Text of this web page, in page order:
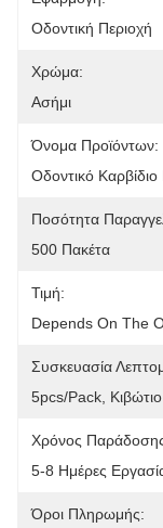
Οδοντική Περιοχή
Χρώμα:
Ασήμι
Όνομα Προϊόντων:
Οδοντικό
Ποσότητα
500 Πακέτα
Τιμή:
Depends On The
Συσκευασία
5pcs/pack,
Χρόνος
5-8 Ημέρες
Όροι Πληρωμής: